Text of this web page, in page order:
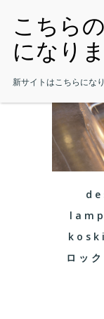
ロッ
新サイトはこちらになり